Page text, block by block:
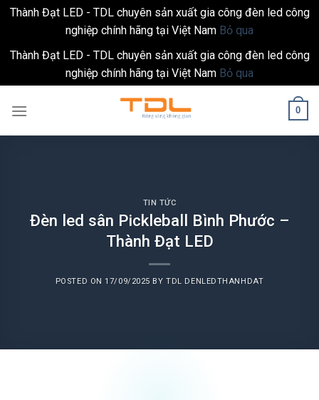
Thành Đạt LED - TDL chuyên sản xuất gia công đèn led công
nghiệp chính hãng tại Việt Nam Bỏ qua
Thành Đạt LED - TDL chuyên sản xuất gia công đèn led công
nghiệp chính hãng tại Việt Nam Bỏ qua
0
TIN TỨC
Đèn led sân Pickleball Bình Phước –
Thành Đạt LED
POSTED ON17/09/2025 BYTDL DENLEDTHANHDAT